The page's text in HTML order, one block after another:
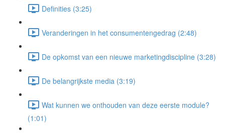
Definities (3:25)
Veranderingen in het consumentengedrag (2:48)
De opkomst van een nieuwe marketingdiscipline (3:28)
De belangrijkste media (3:19)
Wat kunnen we onthouden van deze eerste module?
(1:01)